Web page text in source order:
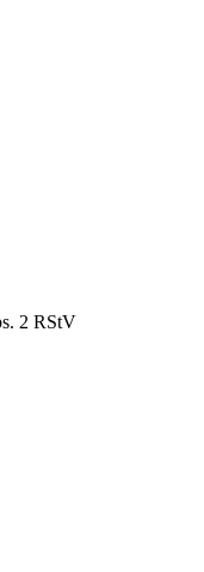
2 RStV